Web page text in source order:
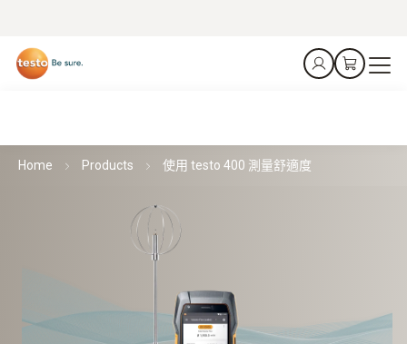
Home Products 使用 testo 400 測量舒適度